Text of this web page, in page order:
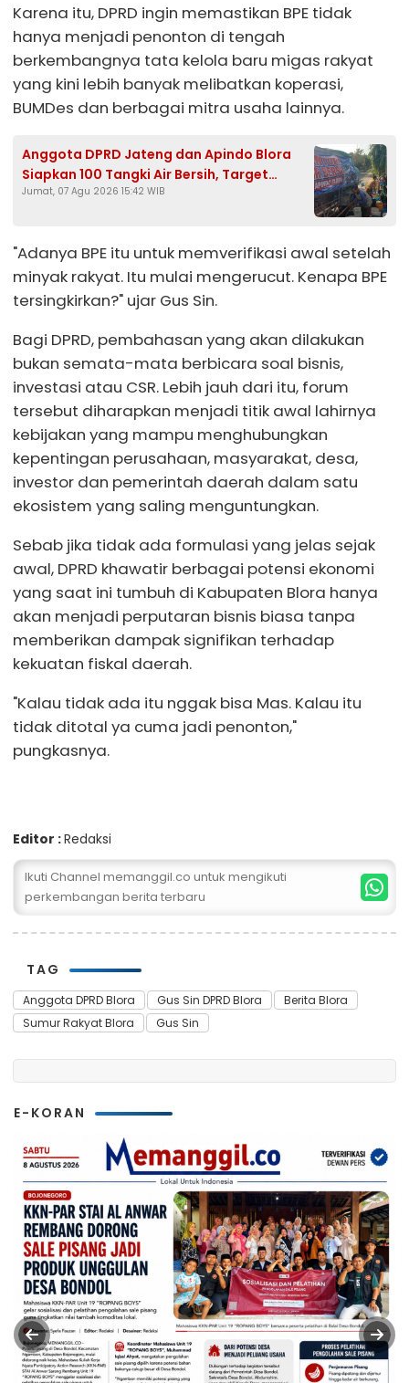
Karena itu, DPRD ingin memastikan BPE tidak
hanya menjadi penonton di tengah
berkembangnya tata kelola baru migas rakyat
yang kini lebih banyak melibatkan koperasi,
BUMDes dan berbagai mitra usaha lainnya.
Anggota DPRD Jateng dan Apindo Blora
Siapkan 100 Tangki Air Bersih, Target
Jangkau Seluruh Desa Terdampak
Jumat, 07 Agu 2026 15:42 WIB
"Adanya BPE itu untuk memverifikasi awal setelah
minyak rakyat. Itu mulai mengerucut. Kenapa BPE
tersingkirkan?" ujar Gus Sin.
Bagi DPRD, pembahasan yang akan dilakukan
bukan semata-mata berbicara soal bisnis,
investasi atau CSR. Lebih jauh dari itu, forum
tersebut diharapkan menjadi titik awal lahirnya
kebijakan yang mampu menghubungkan
kepentingan perusahaan, masyarakat, desa,
investor dan pemerintah daerah dalam satu
ekosistem yang saling menguntungkan.
Sebab jika tidak ada formulasi yang jelas sejak
awal, DPRD khawatir berbagai potensi ekonomi
yang saat ini tumbuh di Kabupaten Blora hanya
akan menjadi perputaran bisnis biasa tanpa
memberikan dampak signifikan terhadap
kekuatan fiskal daerah.
"Kalau tidak ada itu nggak bisa Mas. Kalau itu
tidak ditotal ya cuma jadi penonton,"
pungkasnya.
Editor :Redaksi
Ikuti Channel memanggil.co untuk mengikuti
perkembangan berita terbaru
TAG
Anggota DPRD Blora Gus Sin DPRD Blora
Berita Blora
Sumur Rakyat Blora
Gus Sin
E-KORAN